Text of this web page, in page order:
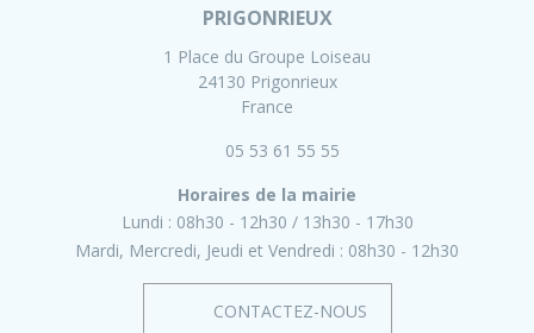
PRIGONRIEUX
1 Place du Groupe Loiseau
24130 Prigonrieux
France
05 53 61 55 55
Horaires de la mairie
Lundi : 08h30 - 12h30
13h30 - 17h30
Mardi, Mercredi, Jeudi et Vendredi : 08h30 - 12h30
CONTACTEZ-NOUS